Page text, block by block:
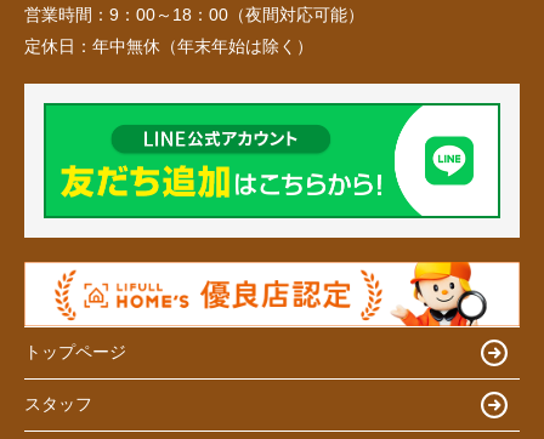
営業時間： 9：00～18：00（夜間対応可能）
定休日： 年中無休（年末年始は除く）
トップページ
スタッフ